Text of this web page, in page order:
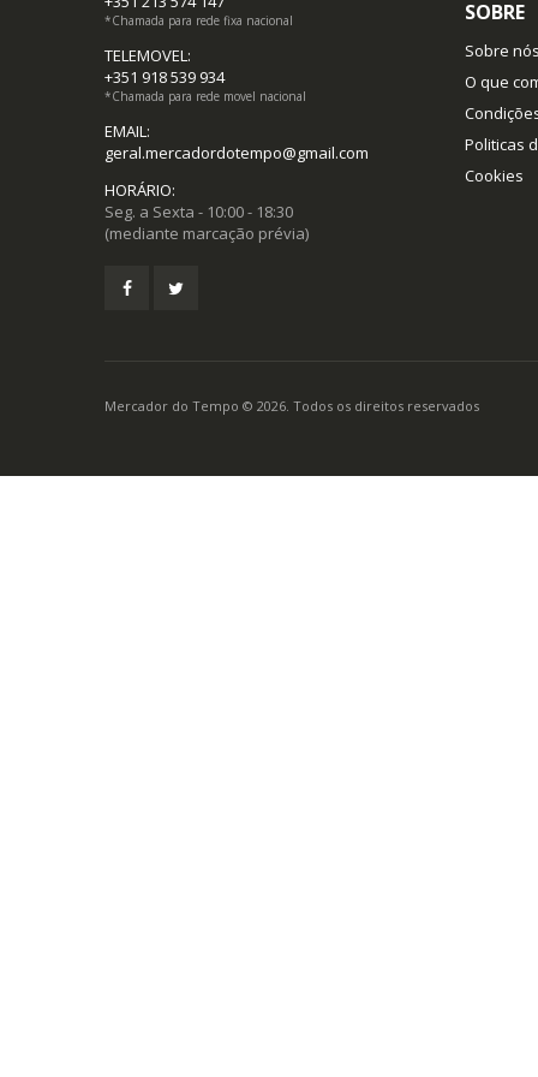
*Chamada para rede fixa nacional
TELEMOVEL:
+351 918 539 934
*Chamada para rede movel nacional
EMAIL:
geral.mercadordotempo@gmail.com
HORÁRIO:
Seg. a Sexta - 10:00 - 18:30
(mediante marcação prévia)
SOBRE
Sobre nós
O que
Politicas
Cookies
Mercador do Tempo © 2026. Todos os direitos reservados